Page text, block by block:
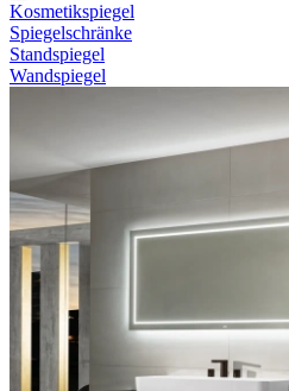
Kosmetikspiegel
Spiegelschränke
Standspiegel
Wandspiegel